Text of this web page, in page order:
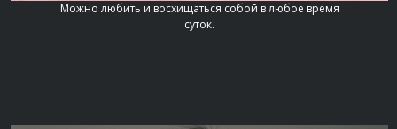
Можно любить и восхищаться собой в любое время
суток.